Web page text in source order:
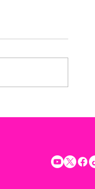
respetar la